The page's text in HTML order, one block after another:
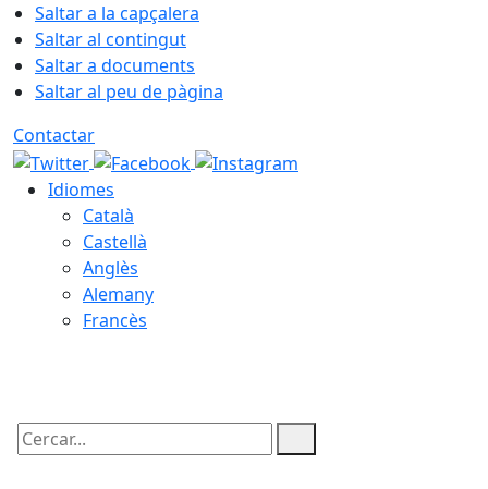
Saltar a la capçalera
Saltar al contingut
Saltar a documents
Saltar al peu de pàgina
Contactar
Idiomes
Català
Castellà
Anglès
Alemany
Francès
Cercar: